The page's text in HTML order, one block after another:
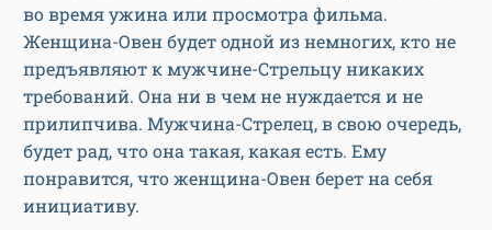
во время ужина или просмотра фильма.
Женщина-Овен будет одной из немногих, кто не
предъявляют к мужчине-Стрельцу никаких
требований. Она ни в чем не нуждается и не
прилипчива. Мужчина-Стрелец, в свою очередь,
будет рад, что она такая, какая есть. Ему
понравится, что женщина-Овен берет на себя
инициативу.